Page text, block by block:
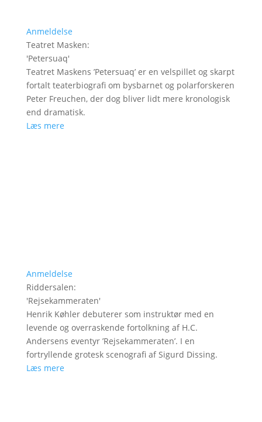
Anmeldelse
Teatret Masken:
'Petersuaq'
Teatret Maskens ’Petersuaq’ er en velspillet og skarpt
fortalt teaterbiografi om bysbarnet og polarforskeren
Peter Freuchen, der dog bliver lidt mere kronologisk
end dramatisk.
Læs mere
Anmeldelse
Riddersalen:
'Rejsekammeraten'
Henrik Køhler debuterer som instruktør med en
levende og overraskende fortolkning af H.C.
Andersens eventyr ’Rejsekammeraten’. I en
fortryllende grotesk scenografi af Sigurd Dissing.
Læs mere